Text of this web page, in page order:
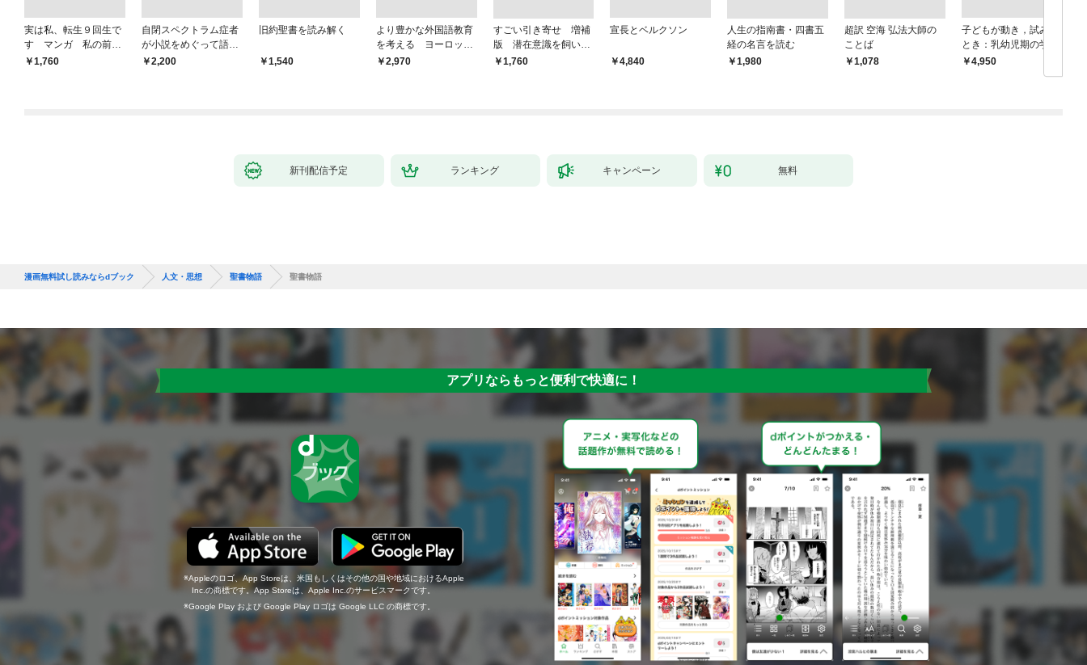
実は私、転生９回生で
す マンガ 私の前世
物語
￥1,760
自閉スペクトラム症者
が小説をめぐって語り
あう
￥2,200
旧約聖書を読み解く
￥1,540
より豊かな外国語教育
を考える ヨーロッパ
9か国の事例から
￥2,970
すごい引き寄せ 増補
版 潜在意識を飼い馴
らす方法
￥1,760
宣長とベルクソン
￥4,840
人生の指南書・四書五
経の名言を読む
￥1,980
超訳 空海 弘法大師の
ことば
￥1,078
子どもが動き，試みる
とき：乳幼児期の学び
におけるドゥルーズ／
￥4,950
新刊配信予定 ランキング キャンペーン 無料
漫画無料試し読みならdブック 人文・思想 聖書物語 聖書物語
アプリならもっと便利で快適に！
Appleのロゴ、App Storeは、米国もしくはその他の国や地域におけるApple
Inc.の商標です。App Storeは、Apple Inc.のサービスマークです。
Google Play および Google Play ロゴは Google LLC の商標です。